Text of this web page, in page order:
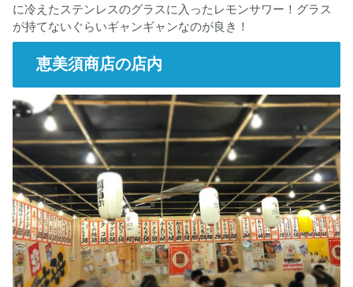
に冷えたステンレスのグラスに入ったレモンサワー！グラス
が持てないぐらいギャンギャンなのが良き！
恵美須商店の店内